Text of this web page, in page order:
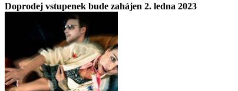
Doprodej vstupenek bude zahájen 2. ledna 2023